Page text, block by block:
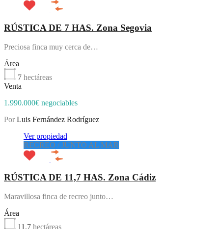
RÚSTICA DE 7 HAS. Zona Segovia
Preciosa finca muy cerca de…
Área
7 hectáreas
Venta
1.990.000€ negociables
Por Luis Fernández Rodríguez
Ver propiedad
RECREO / JUNTO AL MAR
RÚSTICA DE 11,7 HAS. Zona Cádiz
Maravillosa finca de recreo junto…
Área
11,7 hectáreas